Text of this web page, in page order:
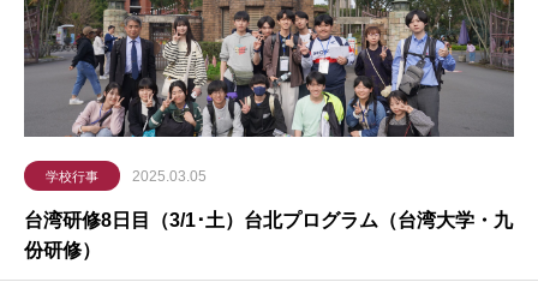
学校行事 2025.03.05
台湾研修8日目（3/1･土）台北プログラム（台湾大学・九
份研修）